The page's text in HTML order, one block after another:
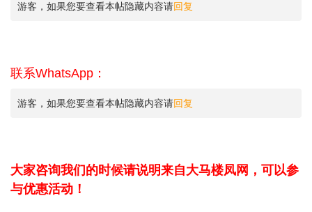
游客，如果您要查看本帖隐藏内容请回复
联系WhatsApp：
游客，如果您要查看本帖隐藏内容请回复
大家咨询我们的时候请说明来自大马楼凤网，可以参
与优惠活动！